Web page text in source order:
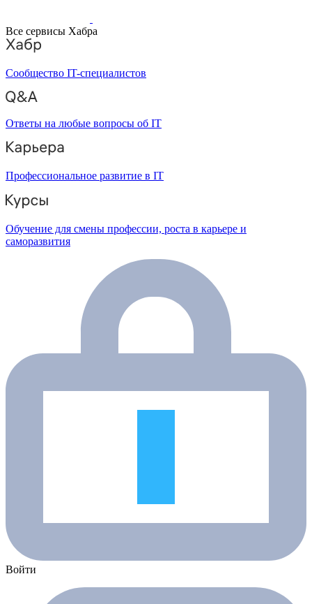
Все сервисы Хабра
Сообщество IT-специалистов
Ответы на любые вопросы об IT
Профессиональное развитие в IT
Обучение для смены профессии, роста в карьере и
саморазвития
Войти